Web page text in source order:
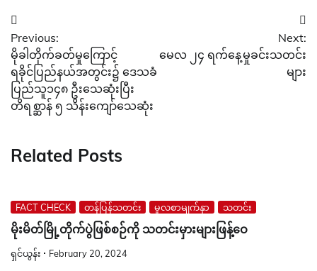
Post
navigation
Previous:
မိုခါတိုက်ခတ်မှုကြောင့်
ရခိုင်ပြည်နယ်အတွင်း၌ ဒေသခံ
ပြည်သူ၁၄၈ ဦးသေဆုံးပြီး
တိရစ္ဆာန် ၅ သိန်းကျော်သေဆုံး
Next:
မေလ ၂၄ ရက်နေ့မှုခင်းသတင်း
များ
Related Posts
FACT CHECK တန်ပြန်သတင်း မူလစာမျက်နှာ သတင်း
မိုးမိတ်မြို့တိုက်ပွဲဖြစ်စဉ်ကို သတင်းမှားများဖြန့်ဝေ
ရှင်ယွန်း February 20, 2024